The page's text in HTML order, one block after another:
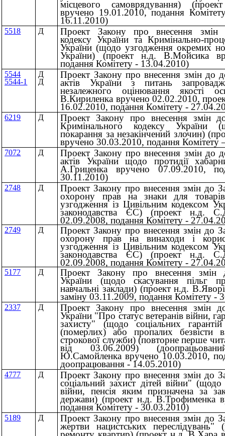
місцевого самоврядування)
вручено 19.01.2010, подання
16.11.2010)
5518 Д Проект Закону про внесення змін
кодексу України та Кримінально-
України (щодо узгодження окремих
України) (проект н.д. В.Мойсика
подання Комітету - 13.04.2010)
5544
5544-1
Д
Д
Проект Закону про внесення змін до
актів України з питань
незалежного оцінювання якості
В.Кириленка вручено 02.02.2010,
16.02.2010, подання Комітету -
6219 Д Проект Закону про внесення змін
Кримінального кодексу України
покарання за незакінчений злочин)
вручено 30.03.2010, подання Комітету
7072 Д Проект Закону про внесення змін до
актів України щодо протидії
А.Гриценка вручено 07.09.2010,
30.11.2010)
2748 Д Проект Закону про внесення змін до
охорону прав на знаки для
узгодження із Цивільним кодексом
законодавства ЄС) (проект н.д.
02.09.2008, подання Комітету -
2749 Д Проект Закону про внесення змін до
охорону прав на винаходи і
узгодження із Цивільним кодексом
законодавства ЄС) (проект н.д.
02.09.2008, подання Комітету -
5177 Д Проект Закону про внесення змін
України (щодо скасування пільг
навчальні заклади) (проект н.д.
заміну 03.11.2009, подання Комітету -
2337 Д Проект Закону про внесення змін
України "Про статус ветеранів війни,
захисту" (щодо соціальних
(померлих) або пропалих безвісти
строкової служби) (повторне перше
від 03.06.2009)
Ю.Самойленка вручено 10.03.2010,
доопрацювання - 14.05.2010)
4777 Д Проект Закону про внесення змін до
соціальний захист дітей війни" (щодо
війни, пенсія яким призначена за
держави) (проект н.д. В.Трофименка
подання Комітету - 30.03.2010)
5189 Д Проект Закону про внесення змін до
жертви нацистських переслідувань"